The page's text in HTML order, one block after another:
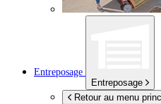
Entreposage
Entreposage
Retour au menu